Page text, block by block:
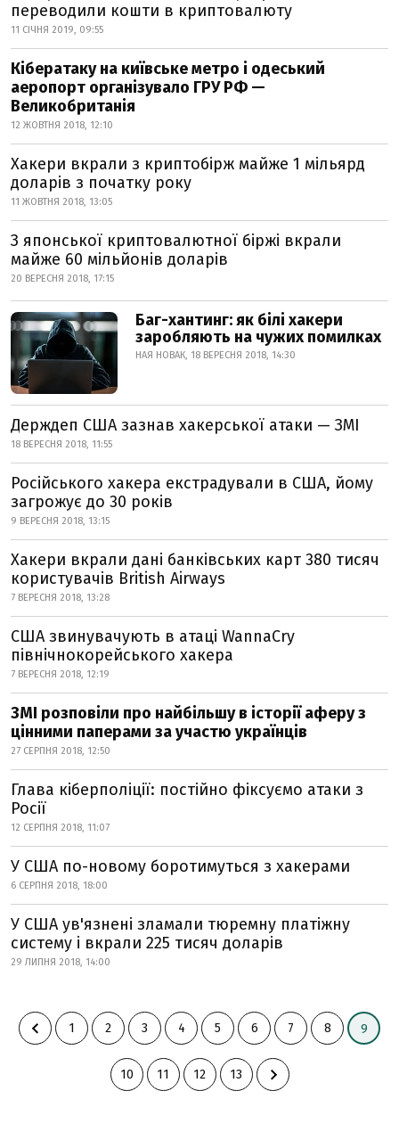
переводили кошти в криптовалюту
11 СІЧНЯ 2019, 09:55
Кібератаку на київське метро і одеський
аеропорт організувало ГРУ РФ —
Великобританія
12 ЖОВТНЯ 2018, 12:10
Хакери вкрали з криптобірж майже 1 мільярд
доларів з початку року
11 ЖОВТНЯ 2018, 13:05
З японської криптовалютної біржі вкрали
майже 60 мільйонів доларів
20 ВЕРЕСНЯ 2018, 17:15
Баг-хантинг: як білі хакери
заробляють на чужих помилках
НАЯ НОВАК, 18 ВЕРЕСНЯ 2018, 14:30
Держдеп США зазнав хакерської атаки — ЗМІ
18 ВЕРЕСНЯ 2018, 11:55
Російського хакера екстрадували в США, йому
загрожує до 30 років
9 ВЕРЕСНЯ 2018, 13:15
Хакери вкрали дані банківських карт 380 тисяч
користувачів British Airways
7 ВЕРЕСНЯ 2018, 13:28
США звинувачують в атаці WannaCry
північнокорейського хакера
7 ВЕРЕСНЯ 2018, 12:19
ЗМІ розповіли про найбільшу в історії аферу з
цінними паперами за участю українців
27 СЕРПНЯ 2018, 12:50
Глава кіберполіції: постійно фіксуємо атаки з
Росії
12 СЕРПНЯ 2018, 11:07
У США по-новому боротимуться з хакерами
6 СЕРПНЯ 2018, 18:00
У США ув'язнені зламали тюремну платіжну
систему і вкрали 225 тисяч доларів
29 ЛИПНЯ 2018, 14:00
1 2 3 4 5 6 7 8 9
10 11 12 13